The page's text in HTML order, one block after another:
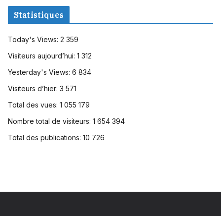
Statistiques
Today's Views: 2 359
Visiteurs aujourd’hui: 1 312
Yesterday's Views: 6 834
Visiteurs d’hier: 3 571
Total des vues: 1 055 179
Nombre total de visiteurs: 1 654 394
Total des publications: 10 726